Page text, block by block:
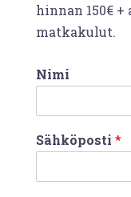
hinnan 150€
matkakulut.
Nimi
Sähköposti *